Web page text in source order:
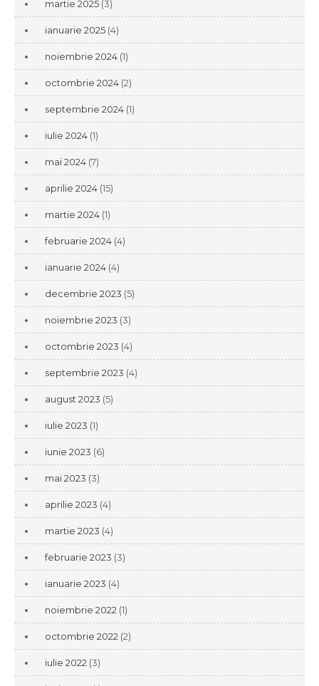
martie 2025 (3)
ianuarie 2025 (4)
noiembrie 2024 (1)
octombrie 2024 (2)
septembrie 2024 (1)
iulie 2024 (1)
mai 2024 (7)
aprilie 2024 (15)
martie 2024 (1)
februarie 2024 (4)
ianuarie 2024 (4)
decembrie 2023 (5)
noiembrie 2023 (3)
octombrie 2023 (4)
septembrie 2023 (4)
august 2023 (5)
iulie 2023 (1)
iunie 2023 (6)
mai 2023 (3)
aprilie 2023 (4)
martie 2023 (4)
februarie 2023 (3)
ianuarie 2023 (4)
noiembrie 2022 (1)
octombrie 2022 (2)
iulie 2022 (3)